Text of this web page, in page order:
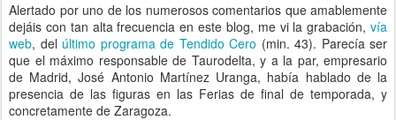
Alertado por uno de los numerosos comentarios que amablemente
dejáis con tan alta frecuencia en este blog, me vi la grabación, vía
web, del último programa de Tendido Cero (min. 43). Parecía ser
que el máximo responsable de Taurodelta, y a la par, empresario
de Madrid, José Antonio Martínez Uranga, había hablado de la
presencia de las figuras en las Ferias de final de temporada, y
concretamente de Zaragoza.